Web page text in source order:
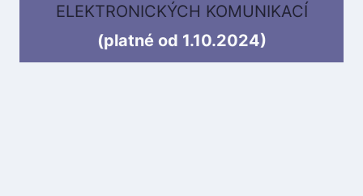
ELEKTRONICKÝCH KOMUNIKACÍ
(platné od 1.10.2024)